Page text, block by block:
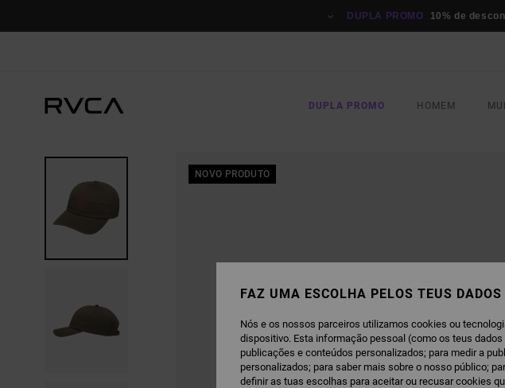
DUPLA PROMO 10% de
DUPLA PROMO HOMEM
NOVO PRODUTO
FAZ UMA ESCOLHA PELOS TEUS DADOS
Nós e os nossos parceiros utilizamos cookies ou
dispositivo. Esta informação pessoal (como os teus
publicações e conteúdos personalizados; para medir a
personalizados; para saber mais sobre o nosso público;
definir as tuas escolhas para aceitar ou recusar cookies